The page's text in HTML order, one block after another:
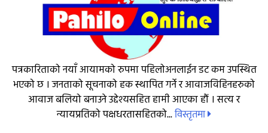
पत्रकारिताको नयाँ आयामको रुपमा पहिलोअनलाईन डट कम उपस्थित
भएको छ । जनताको सूचनाको हक स्थापित गर्ने र आवाजविहिनहरुको
आवाज बलियो बनाउने उद्देश्यसहित हामी आएका हौं । सत्य र
न्यायप्रतिको पक्षधरतासहितको...विस्तृतमा